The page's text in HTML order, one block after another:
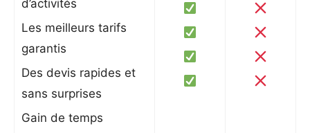
d’activités
Les meilleurs tarifs
garantis
Des devis rapides et
sans surprises
Gain de temps